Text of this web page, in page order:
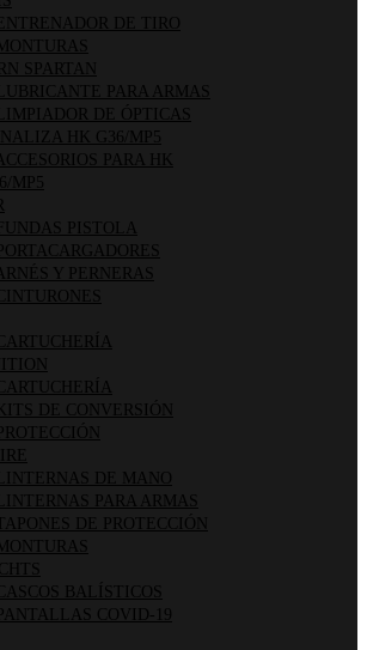
ENTRENADOR DE TIRO
MONTURAS
SPARTAN
LUBRICANTE PARA ARMAS
LIMPIADOR DE ÓPTICAS
HK G36/MP5
ACCESORIOS PARA HK
MP5
FUNDAS PISTOLA
PORTACARGADORES
ARNÉS Y PERNERAS
KITS DE CONVERSIÓN
PROTECCIÓN
LINTERNAS DE MANO
LINTERNAS PARA ARMAS
TAPONES DE PROTECCIÓN
MONTURAS
BALÍSTICOS
PANTALLAS COVID-19